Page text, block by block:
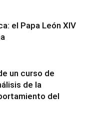
el Papa León XIV
un curso de
de la
del